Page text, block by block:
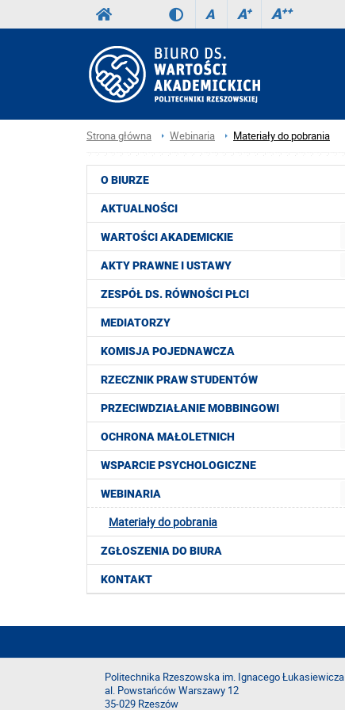
A A+ A++
Strona główna Webinaria Materiały do pobrania
O BIURZE
AKTUALNOŚCI
WARTOŚCI AKADEMICKIE
AKTY PRAWNE I USTAWY
ZESPÓŁ DS. RÓWNOŚCI PŁCI
MEDIATORZY
KOMISJA POJEDNAWCZA
RZECZNIK PRAW STUDENTÓW
PRZECIWDZIAŁANIE MOBBINGOWI
OCHRONA MAŁOLETNICH
WSPARCIE PSYCHOLOGICZNE
WEBINARIA
Materiały do pobrania
ZGŁOSZENIA DO BIURA
KONTAKT
Politechnika Rzeszowska im. Ignacego Łukasiewicza
al. Powstańców Warszawy 12
35-029 Rzeszów